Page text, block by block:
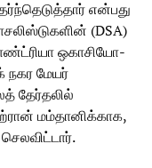
என்பது
(DSA)
ஒகாசியோ-
மேயர்
தேர்தலில்
மம்தானிக்காக,
செலவிட்டார்.